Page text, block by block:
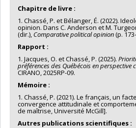
Chapitre de livre :
1. Chassé, P. et Bélanger, É. (2022).
opinion. Dans C. Anderson et M.
(dir.), Comparative political opinion(p.
Rapport :
1. Jacques, O. et Chassé, P. (2025).
préférences des Québécois en perspective
CIRANO, 2025RP-09.
Mémoire :
1. Chassé, P. (2021). Le français, un
convergence attitudinale et
de maîtrise, Université McGill].
Autres publications scientifiques :